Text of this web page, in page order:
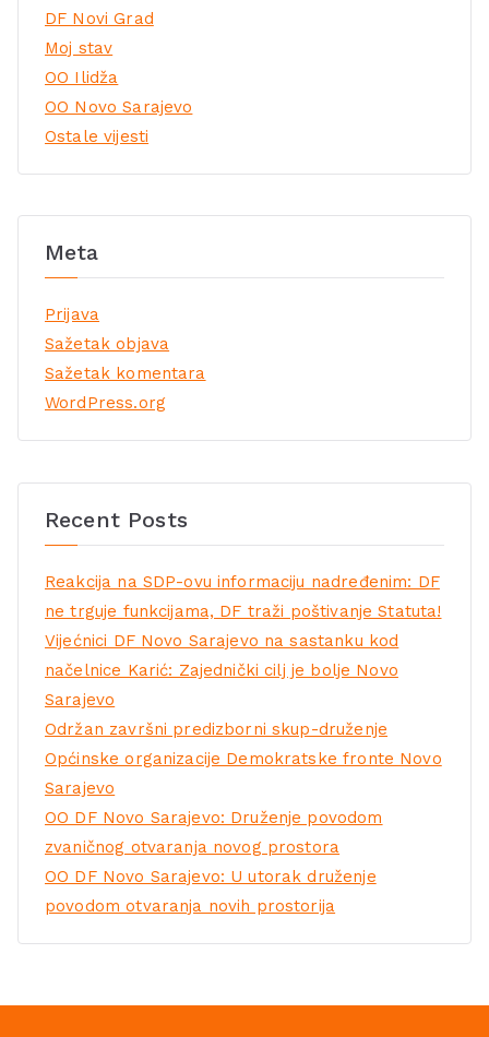
DF Novi Grad
Moj stav
OO Ilidža
OO Novo Sarajevo
Ostale vijesti
Meta
Prijava
Sažetak objava
Sažetak komentara
WordPress.org
Recent Posts
Reakcija na SDP-ovu informaciju nadređenim: DF
ne trguje funkcijama, DF traži poštivanje Statuta!
Vijećnici DF Novo Sarajevo na sastanku kod
načelnice Karić: Zajednički cilj je bolje Novo
Sarajevo
Održan završni predizborni skup-druženje
Općinske organizacije Demokratske fronte Novo
Sarajevo
OO DF Novo Sarajevo: Druženje povodom
zvaničnog otvaranja novog prostora
OO DF Novo Sarajevo: U utorak druženje
povodom otvaranja novih prostorija